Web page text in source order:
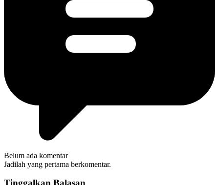
Belum ada komentar
Jadilah yang pertama berkomentar.